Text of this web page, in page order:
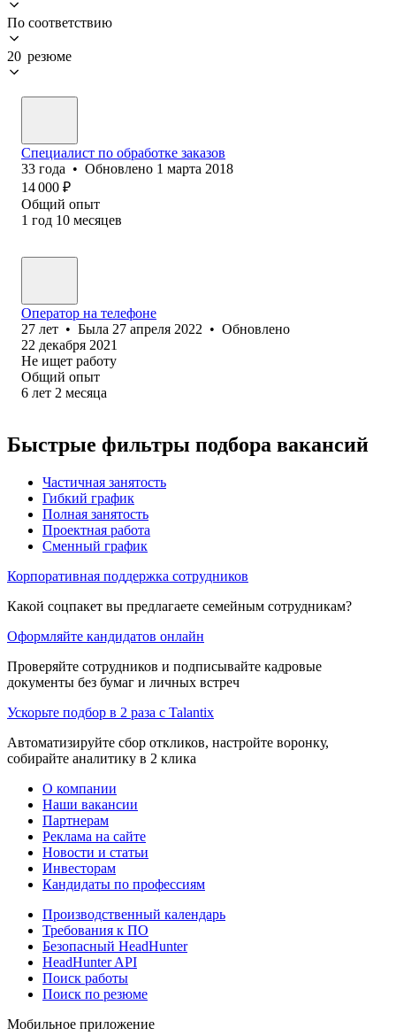
По соответствию
20 резюме
Специалист по обработке заказов
33 года • Обновлено 1 марта 2018
14 000 ₽
Общий опыт
1 год 10 месяцев
Оператор на телефоне
27 лет • Была 27 апреля 2022 • Обновлено
22 декабря 2021
Не ищет работу
Общий опыт
6 лет 2 месяца
Быстрые фильтры подбора вакансий
Частичная занятость
Гибкий график
Полная занятость
Проектная работа
Сменный график
Корпоративная поддержка сотрудников
Какой соцпакет вы предлагаете семейным сотрудникам?
Оформляйте кандидатов онлайн
Проверяйте сотрудников и подписывайте кадровые
документы без бумаг и личных встреч
Ускорьте подбор в 2 раза с Talantix
Автоматизируйте сбор откликов, настройте воронку,
собирайте аналитику в 2 клика
О компании
Наши вакансии
Партнерам
Реклама на сайте
Новости и статьи
Инвесторам
Кандидаты по профессиям
Производственный календарь
Требования к ПО
Безопасный HeadHunter
HeadHunter API
Поиск работы
Поиск по резюме
Мобильное приложение